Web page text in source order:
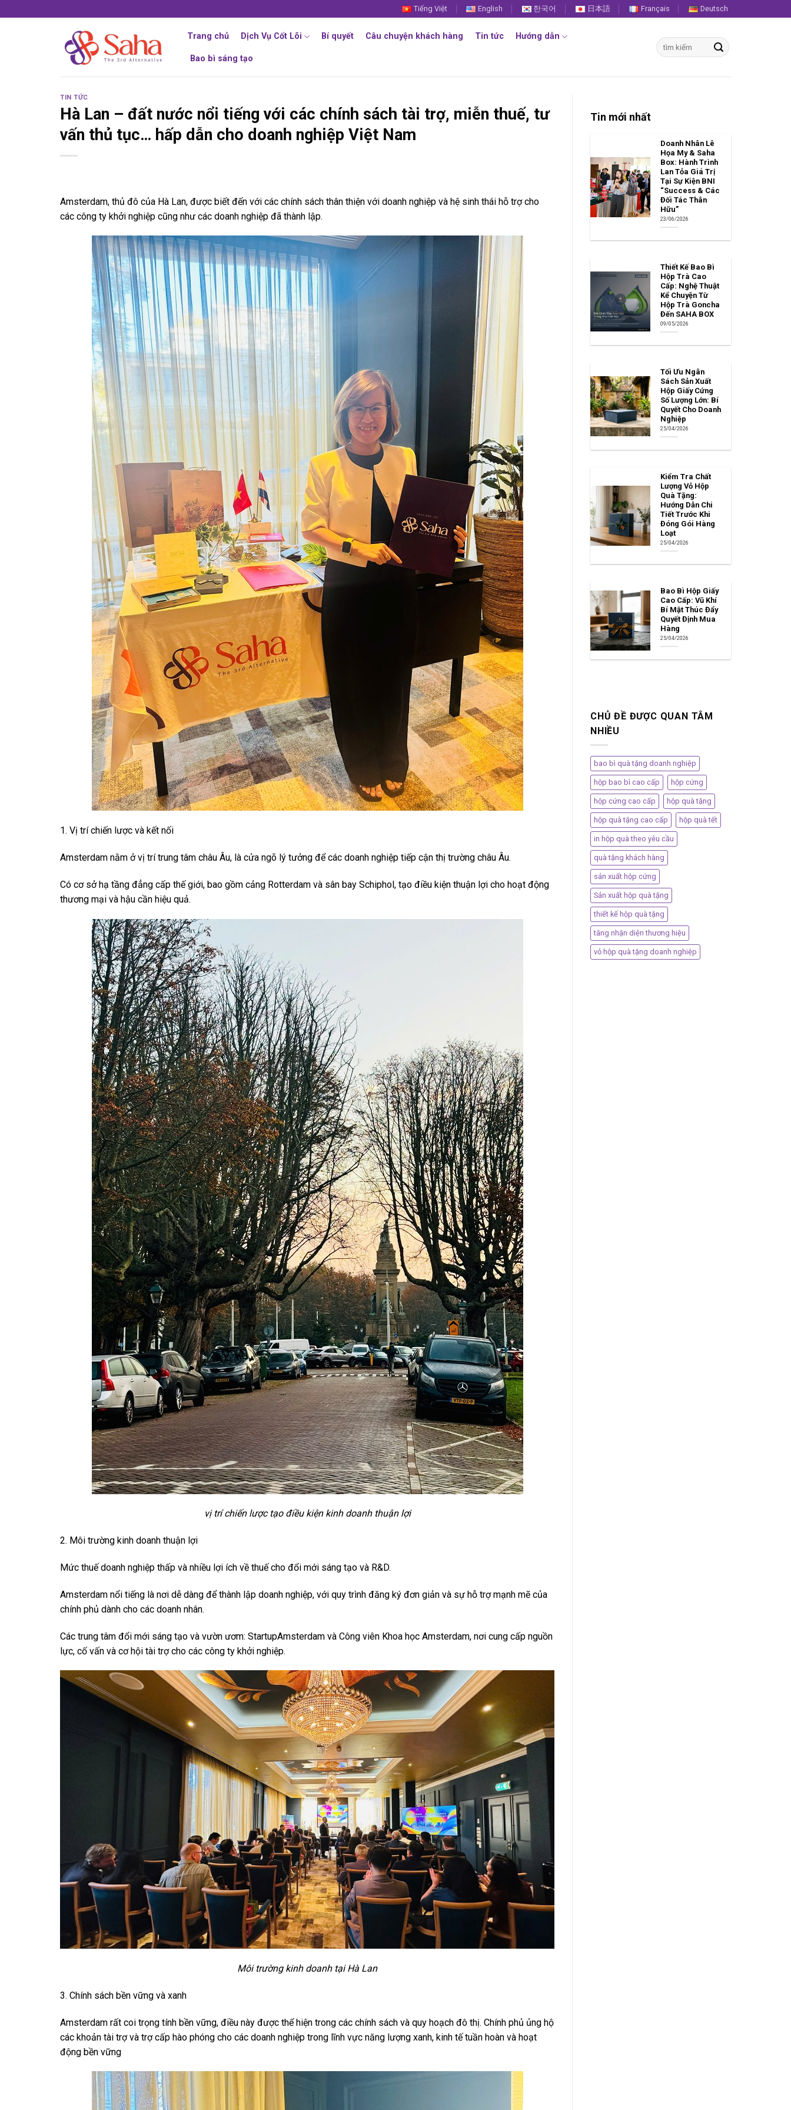
to
Tiếng Việt English 한국어 日本語 Français Deutsch
Trang chủ Dịch Vụ Cốt Lõi Bí quyết Câu chuyện khách hàng Tin tức Hướng dẫn
Bao bì sáng tạo
Tìm
kiếm:
TIN TỨC
Hà Lan – đất nước nổi tiếng với các chính sách tài trợ, miễn thuế, tư
vấn thủ tục… hấp dẫn cho doanh nghiệp Việt Nam
Amsterdam, thủ đô của Hà Lan, được biết đến với các chính sách thân thiện với doanh nghiệp và hệ sinh thái hỗ trợ cho
các công ty khởi nghiệp cũng như các doanh nghiệp đã thành lập.
1. Vị trí chiến lược và kết nối
Amsterdam nằm ở vị trí trung tâm châu Âu, là cửa ngõ lý tưởng để các doanh nghiệp tiếp cận thị trường châu Âu.
Có cơ sở hạ tầng đẳng cấp thế giới, bao gồm cảng Rotterdam và sân bay Schiphol, tạo điều kiện thuận lợi cho hoạt động
thương mại và hậu cần hiệu quả.
vị trí chiến lược tạo điều kiện kinh doanh thuận lợi
2. Môi trường kinh doanh thuận lợi
Mức thuế doanh nghiệp thấp và nhiều lợi ích về thuế cho đổi mới sáng tạo và R&D.
Amsterdam nổi tiếng là nơi dễ dàng để thành lập doanh nghiệp, với quy trình đăng ký đơn giản và sự hỗ trợ mạnh mẽ của
chính phủ dành cho các doanh nhân.
Các trung tâm đổi mới sáng tạo và vườn ươm: StartupAmsterdam và Công viên Khoa học Amsterdam, nơi cung cấp nguồn
lực, cố vấn và cơ hội tài trợ cho các công ty khởi nghiệp.
Môi trường kinh doanh tại Hà Lan
3. Chính sách bền vững và xanh
Amsterdam rất coi trọng tính bền vững, điều này được thể hiện trong các chính sách và quy hoạch đô thị. Chính phủ ủng hộ
các khoản tài trợ và trợ cấp hào phóng cho các doanh nghiệp trong lĩnh vực năng lượng xanh, kinh tế tuần hoàn và hoạt
động bền vững
Tin mới nhất
Doanh Nhân Lê
Họa My & Saha
Box: Hành Trình
Lan Tỏa Giá Trị
Tại Sự Kiện BNI
“Success & Các
Đối Tác Thân
Hữu”
23/06/2026
Thiết Kế Bao Bì
Hộp Trà Cao
Cấp: Nghệ Thuật
Kể Chuyện Từ
Hộp Trà Goncha
Đến SAHA BOX
09/05/2026
Tối Ưu Ngân
Sách Sản Xuất
Hộp Giấy Cứng
Số Lượng Lớn: Bí
Quyết Cho Doanh
Nghiệp
25/04/2026
Kiểm Tra Chất
Lượng Vỏ Hộp
Quà Tặng:
Hướng Dẫn Chi
Tiết Trước Khi
Đóng Gói Hàng
Loạt
25/04/2026
Bao Bì Hộp Giấy
Cao Cấp: Vũ Khí
Bí Mật Thúc Đẩy
Quyết Định Mua
Hàng
25/04/2026
CHỦ ĐỀ ĐƯỢC QUAN TÂM
NHIỀU
bao bì quà tặng doanh nghiệp
hộp bao bì cao cấp hộp cứng
hộp cứng cao cấp hộp quà tặng
hộp quà tặng cao cấp hộp quà tết
in hộp quà theo yêu cầu
quà tặng khách hàng
sản xuất hộp cứng
Sản xuất hộp quà tặng
thiết kế hộp quà tặng
tăng nhận diện thương hiệu
vỏ hộp quà tặng doanh nghiệp